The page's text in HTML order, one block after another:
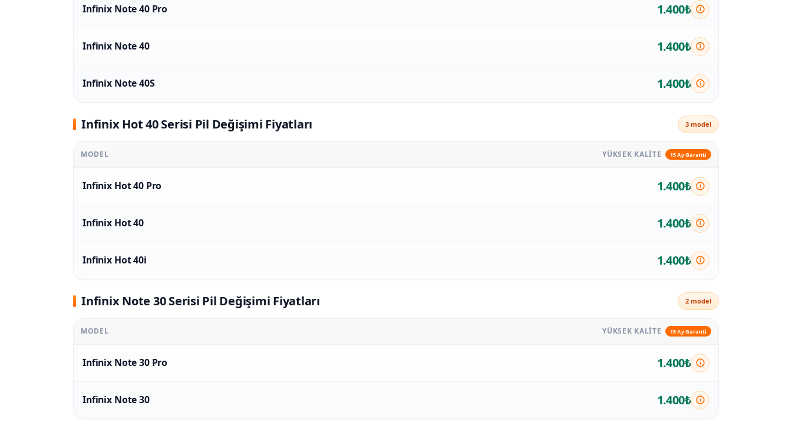
Infinix Note 40 Pro 1.400₺
Infinix Note 40 1.400₺
Infinix Note 40S 1.400₺
Infinix Hot 40 Serisi Pil Değişimi Fiyatları 3 model
MODEL YÜKSEK KALITE 15 Ay Garanti
Infinix Hot 40 Pro 1.400₺
Infinix Hot 40 1.400₺
Infinix Hot 40i 1.400₺
Infinix Note 30 Serisi Pil Değişimi Fiyatları 2 model
MODEL YÜKSEK KALITE 15 Ay Garanti
Infinix Note 30 Pro 1.400₺
Infinix Note 30 1.400₺